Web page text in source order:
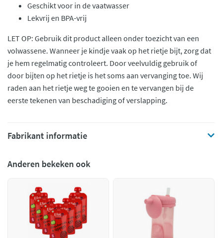
Geschikt voor in de vaatwasser
Lekvrij en BPA-vrij
LET OP: Gebruik dit product alleen onder toezicht van een
volwassene. Wanneer je kindje vaak op het rietje bijt, zorg dat
je hem regelmatig controleert. Door veelvuldig gebruik of
door bijten op het rietje is het soms aan vervanging toe. Wij
raden aan het rietje weg te gooien en te vervangen bij de
eerste tekenen van beschadiging of verslapping.
Fabrikant informatie
Anderen bekeken ook